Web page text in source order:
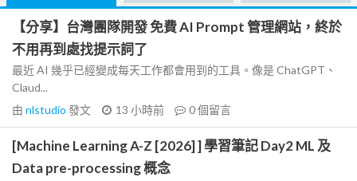
【分享】台灣團隊開發 免費 AI Prompt 管理網站，終於
不用再到處找提示詞了
最近 AI 幾乎已經變成每天工作都會用到的工具。像是 ChatGPT、
Claud...
由 nlstudio 發文 13 小時前 0個留言
[Machine Learning A-Z [2026] ] 學習筆記 Day2 ML 及
Data pre-processing 概念